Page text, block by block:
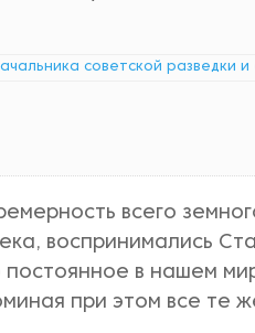
советской разведки и
всего
воспринимались
постоянное в нашем
при этом все те